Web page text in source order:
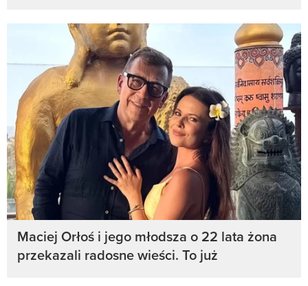
Maciej Orłoś i jego młodsza o 22 lata żona
przekazali radosne wieści. To już